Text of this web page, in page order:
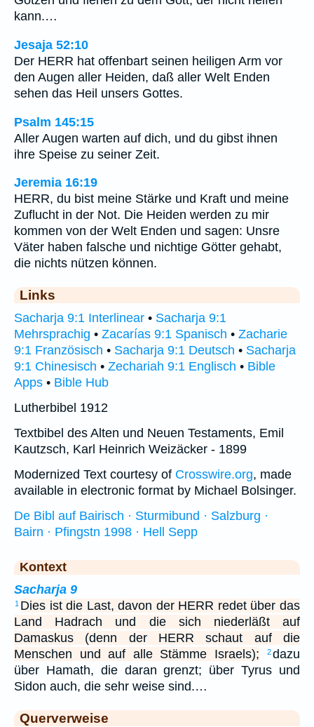
kann.…
Jesaja 52:10
Der HERR hat offenbart seinen heiligen Arm vor
den Augen aller Heiden, daß aller Welt Enden
sehen das Heil unsers Gottes.
Psalm 145:15
Aller Augen warten auf dich, und du gibst ihnen
ihre Speise zu seiner Zeit.
Jeremia 16:19
HERR, du bist meine Stärke und Kraft und meine
Zuflucht in der Not. Die Heiden werden zu mir
kommen von der Welt Enden und sagen: Unsre
Väter haben falsche und nichtige Götter gehabt,
die nichts nützen können.
Links
Sacharja 9:1 Interlinear • Sacharja 9:1
Mehrsprachig • Zacarías 9:1 Spanisch • Zacharie
9:1 Französisch • Sacharja 9:1 Deutsch • Sacharja
9:1 Chinesisch • Zechariah 9:1 Englisch • Bible
Apps • Bible Hub
Lutherbibel 1912
Textbibel des Alten und Neuen Testaments, Emil
Kautzsch, Karl Heinrich Weizäcker - 1899
Modernized Text courtesy of Crosswire.org, made
available in electronic format by Michael Bolsinger.
De Bibl auf Bairisch · Sturmibund · Salzburg ·
Bairn · Pfingstn 1998 · Hell Sepp
Kontext
Sacharja 9
1 Dies ist die Last, davon der HERR redet über das
Land Hadrach und die sich niederläßt auf
Damaskus (denn der HERR schaut auf die
Menschen und auf alle Stämme Israels);
2dazu
über Hamath, die daran grenzt; über Tyrus und
Sidon auch, die sehr weise sind.…
Querverweise